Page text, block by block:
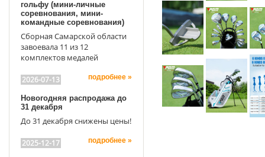
гольфу (мини-личные
соревнования, мини-
командные соревнования)
Сборная Самарской области
завоевала 11 из 12
комплектов медалей
2026-07-13 подробнее »
Новогодняя распродажа до
31 декабря
До 31 декабря снижены цены!
2025-12-17 подробнее »